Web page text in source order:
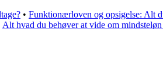
• Funktionærloven og opsigelse: Alt
Alt hvad du behøver at vide om